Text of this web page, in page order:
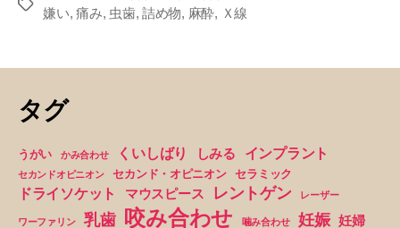
ぼ
落
ち
タ
嫌い, 痛み, 虫歯, 詰め物, 麻酔, Ｘ線
タグ
うがい かみ合わせ くいしばり しみる インプラント
セカンドオピニオン セカンド・オピニオン セラミック
ドライソケット マウスピース レントゲン レーザー
ワーファリン 乳歯 咬み合わせ 噛み合わせ 妊娠 妊婦